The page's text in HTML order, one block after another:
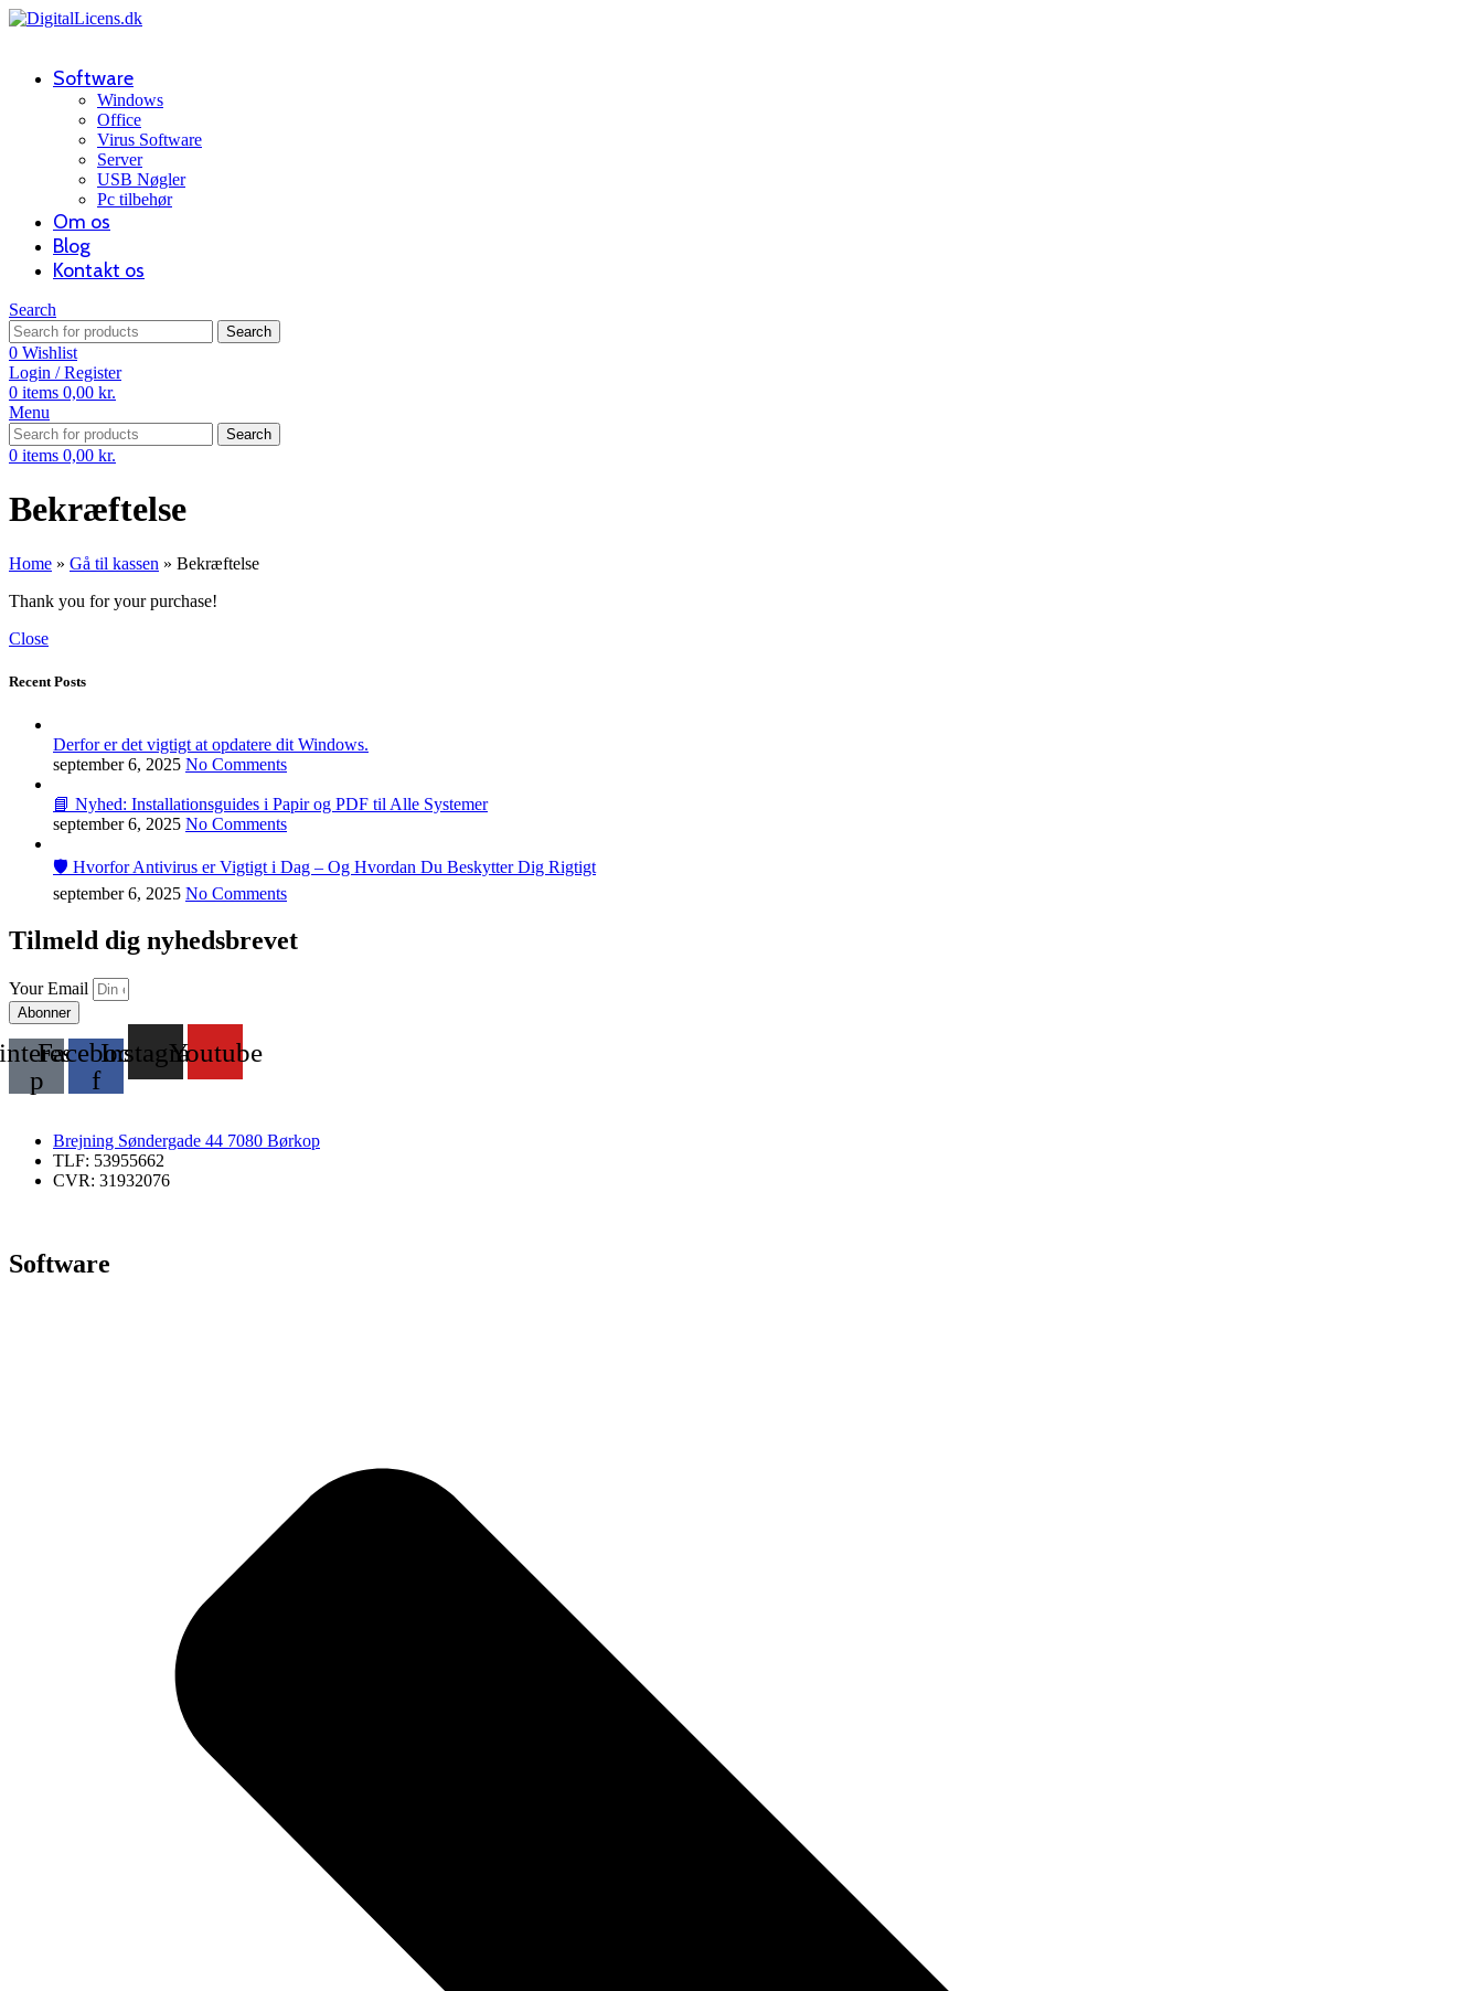
Software
Windows
Office
Virus Software
Server
USB Nøgler
Pc tilbehør
Om os
Blog
Kontakt os
Search
Search
0 Wishlist
Login / Register
0 items 0,00 kr.
Menu
Search
0 items 0,00 kr.
Bekræftelse
Home » Gå til kassen » Bekræftelse
Thank you for your purchase!
Close
Recent Posts
Derfor er det vigtigt at opdatere dit Windows.
september 6, 2025 No Comments
📘 Nyhed: Installationsguides i Papir og PDF til Alle Systemer
september 6, 2025 No Comments
🛡️ Hvorfor Antivirus er Vigtigt i Dag – Og Hvordan Du Beskytter Dig Rigtigt
september 6, 2025 No Comments
Tilmeld dig nyhedsbrevet
Your Email
Abonner
p
Facebook-
f
InstagramYoutube
Brejning Søndergade 44 7080 Børkop
TLF: 53955662
CVR: 31932076
Software